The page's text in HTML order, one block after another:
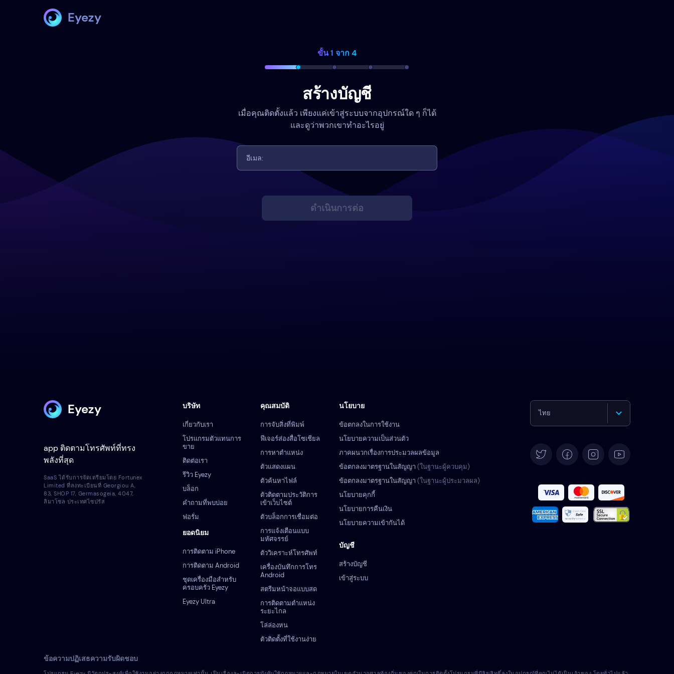
Eyezy
ขั้น 1 จาก 4
สร้างบัญชี
เมื่อคุณติดตั้งแล้ว เพียงแค่เข้าสู่ระบบจากอุปกรณ์ใด ๆ ก็ได้
และดูว่าพวกเขาทำอะไรอยู่
ดำเนินการต่อ
Eyezy
app ติดตามโทรศัพท์ที่ทรง
พลังที่สุด
บริษัท
เกี่ยวกับเรา
โปรแกรมตัวแทนการ
ขาย
ติดต่อเรา
รีวิว Eyezy
บล็อก
คำถามที่พบบ่อย
ฟอรั่ม
ยอดนิยม
การติดตาม iPhone
การติดตาม Android
ชุดเครื่องมือสำหรับ
ครอบครัว Eyezy
Eyezy Ultra
บัญชี
สร้างบัญชี
เข้าสู่ระบบ
นโยบาย
ข้อตกลงในการใช้งาน
นโยบายความเป็นส่วนตัว
ภาคผนวกเรื่องการประมวลผลข้อมูล
ข้อตกลงมาตรฐานในสัญญา (ในฐานะผู้ควบคุม)
ข้อตกลงมาตรฐานในสัญญา (ในฐานะผู้ประมวลผล)
นโยบายคุกกี้
นโยบายการคืนเงิน
นโยบายความเข้ากันได้
คุณสมบัติ
การจับสิ่งที่พิมพ์
ฟีเจอร์ส่องสื่อโซเชียล
การหาตำแหน่ง
ตัวแสดงแผน
ตัวค้นหาไฟล์
ตัวติดตามประวัติการ
เข้าเว็บไซต์
ตัวบล็อกการเชื่อมต่อ
การแจ้งเตือนแบบ
มหัศจรรย์
ตัววิเคราะห์โทรศัพท์
เครื่องบันทึกการโทร
Android
สตรีมหน้าจอแบบสด
การติดตามตำแหน่ง
ระยะไกล
โล่ล่องหน
ตัวติดตั้งที่ใช้งานง่าย
ไทย
Español
Français
Nederlands
SaaS ได้รับการจัดเตรียมโดย Fortunex
Limited ที่ลงทะเบียนที่ Georgiou A,
83, SHOP 17, Germasogeia, 4047,
ลิมาโซล ประเทศไซปรัส
ข้อความปฏิเสธความรับผิดชอบ